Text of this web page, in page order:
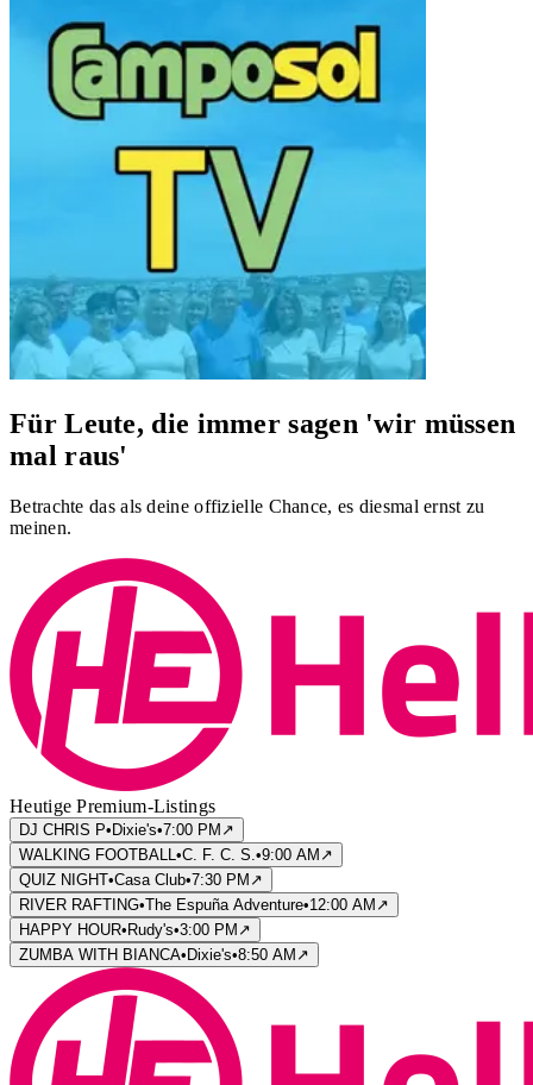
Für Leute, die immer sagen 'wir müssen
mal raus'
Betrachte das als deine offizielle Chance, es diesmal ernst zu
meinen.
Heutige Premium-Listings
DJ CHRIS P• Dixie's•7:00 PM ↗
WALKING FOOTBALL •C. F. C. S. •9:00 AM ↗
QUIZ NIGHT•Casa Club•7:30 PM ↗
RIVER RAFTING•The Espuña Adventure•12:00 AM ↗
HAPPY HOUR• Rudy's•3:00 PM ↗
ZUMBA WITH BIANCA• Dixie's•8:50 AM ↗